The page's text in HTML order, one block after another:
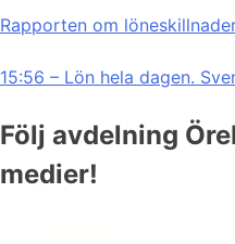
Rapporten om
15:56 – Lön hela dagen.
Följ avdelning
medier!